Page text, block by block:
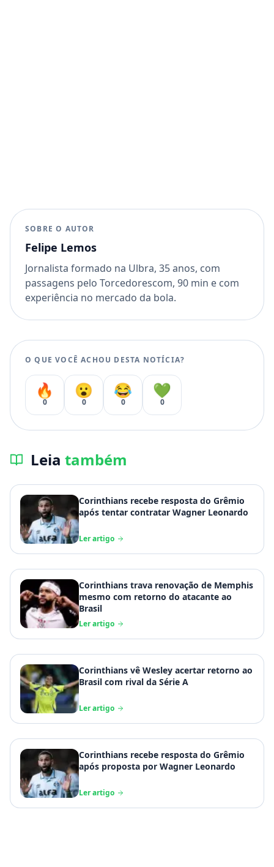
SOBRE O AUTOR
Felipe Lemos
Jornalista formado na Ulbra, 35 anos, com
passagens pelo Torcedorescom, 90 min e com
experiência no mercado da bola.
O QUE VOCÊ ACHOU DESTA NOTÍCIA?
🔥
0
😮
0
😂
0
💚
0
Leia também
Corinthians recebe resposta do Grêmio
após tentar contratar Wagner Leonardo
Ler artigo
Corinthians trava renovação de Memphis
mesmo com retorno do atacante ao
Brasil
Ler artigo
Corinthians vê Wesley acertar retorno ao
Brasil com rival da Série A
Ler artigo
Corinthians recebe resposta do Grêmio
após proposta por Wagner Leonardo
Ler artigo